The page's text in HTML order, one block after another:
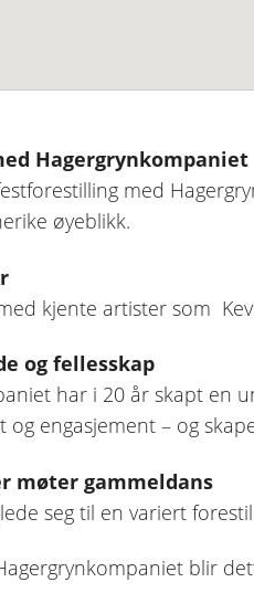
Hagergrynkompaniet
med
øyeblikk.
kjente artister som
og fellesskap
har i 20 år skapt en
og engasjement – og
møter gammeldans
seg til en variert
blir